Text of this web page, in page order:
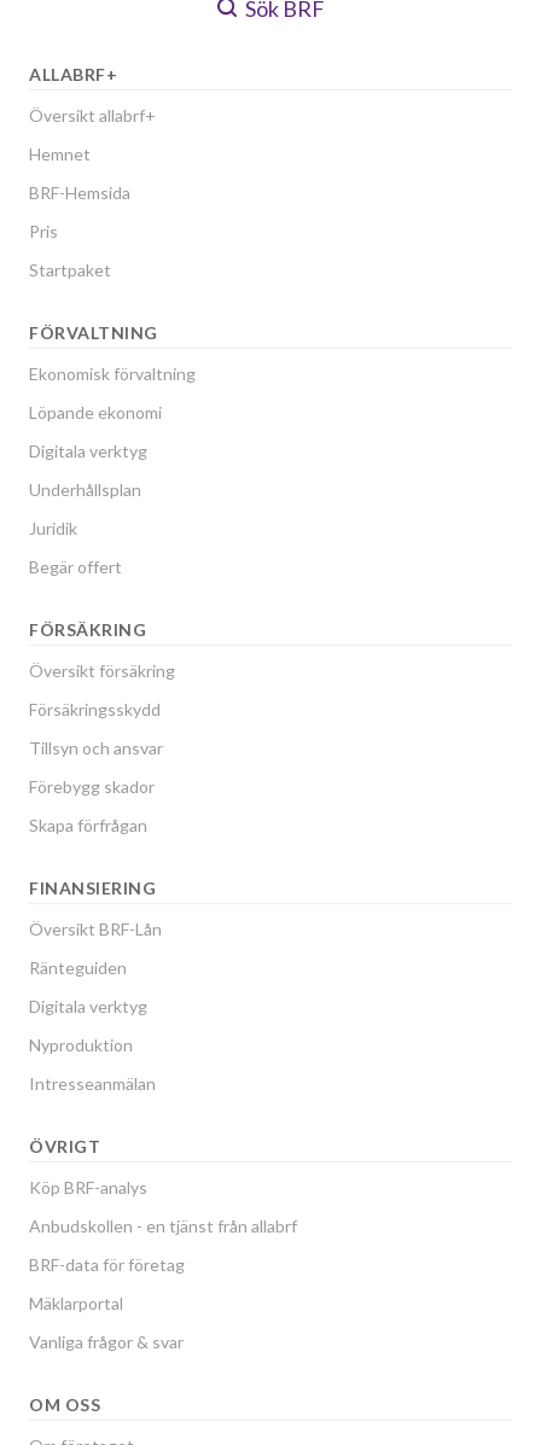
Sök BRF
ALLABRF+
Översikt allabrf+
Hemnet
BRF-Hemsida
Pris
Startpaket
FÖRVALTNING
Ekonomisk förvaltning
Löpande ekonomi
Digitala verktyg
Underhållsplan
Juridik
Begär offert
FÖRSÄKRING
Översikt försäkring
Försäkringsskydd
Tillsyn och ansvar
Förebygg skador
Skapa förfrågan
FINANSIERING
Översikt BRF-Lån
Ränteguiden
Digitala verktyg
Nyproduktion
Intresseanmälan
ÖVRIGT
Köp BRF-analys
Anbudskollen - en tjänst från allabrf
BRF-data för företag
Mäklarportal
Vanliga frågor & svar
OM OSS